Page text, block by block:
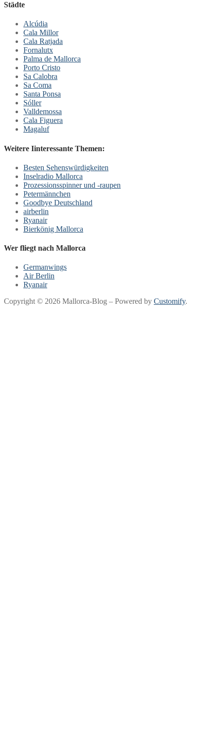
Städte
Alcúdia
Cala Millor
Cala Ratjada
Fornalutx
Palma de Mallorca
Porto Cristo
Sa Calobra
Sa Coma
Santa Ponsa
Sóller
Valldemossa
Cala Figuera
Magaluf
Weitere Iinteressante Themen:
Besten Sehenswürdigkeiten
Inselradio Mallorca
Prozessionsspinner und -raupen
Petermännchen
Goodbye Deutschland
airberlin
Ryanair
Bierkönig Mallorca
Wer fliegt nach Mallorca
Germanwings
Air Berlin
Ryanair
Copyright © 2026 Mallorca-Blog – Powered by Customify.